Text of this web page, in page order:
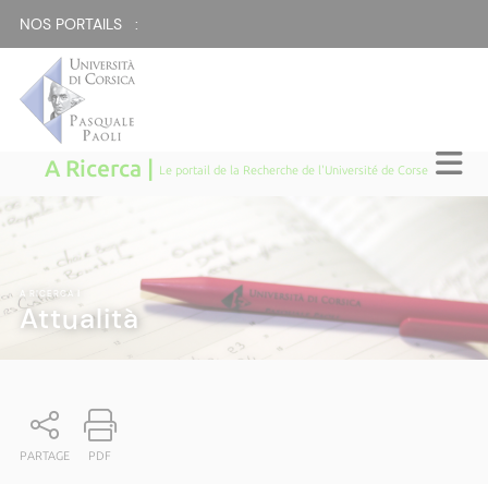
NOS PORTAILS :
A Ricerca | Le portail de la Recherche de l'Université de Corse
A RICERCA
Attualità
PARTAGE PDF